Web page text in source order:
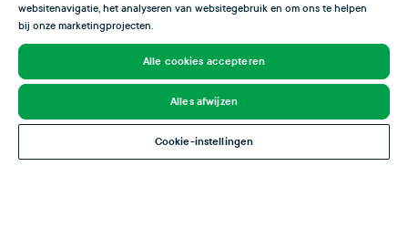
Estación cerrada
Pescado delgado
websitenavigatie, het analyseren van websitegebruik en om ons te helpen
bij onze marketingprojecten.
Alle cookies accepteren
Alles afwijzen
Cookie-instellingen